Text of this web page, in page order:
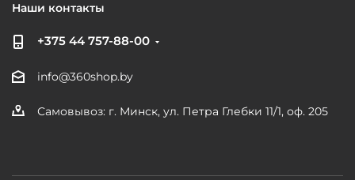
Наши контакты
+375 44 757-88-00
info@360shop.by
Самовывоз: г. Минск, ул. Петра Глебки 11/1, оф. 205